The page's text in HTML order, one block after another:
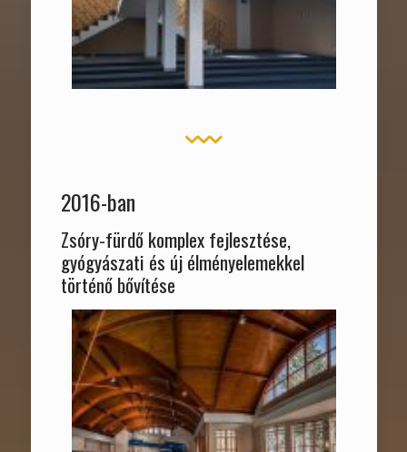
2016-ban
Zsóry-fürdő komplex fejlesztése,
gyógyászati és új élményelemekkel
történő bővítése